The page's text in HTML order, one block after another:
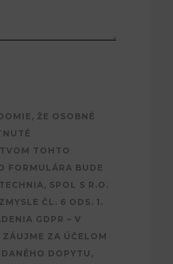
ŽE OSOBNÉ
TOHTO
FORMULÁRA BUDE
SPOL S R.O.
ČL. 6 ODS. 1.
GDPR – V
ZA ÚČELOM
DOPYTU,